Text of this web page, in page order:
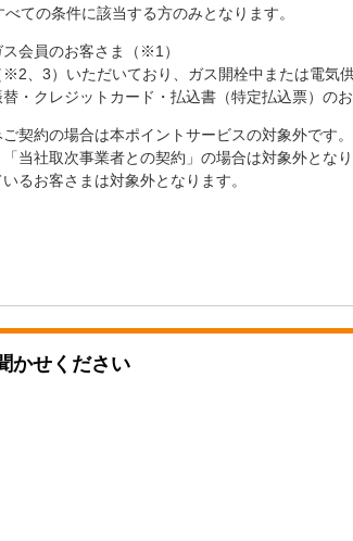
ての条件に該当する方のみとなります。
会員のお客さま（※1）
、3）いただいており、ガス開栓中または電気
・クレジットカード・払込書（特定払込票）の
契約の場合は本ポイントサービスの対象外です。
社取次事業者との契約」の場合は対象外となり
るお客さまは対象外となります。
かせください